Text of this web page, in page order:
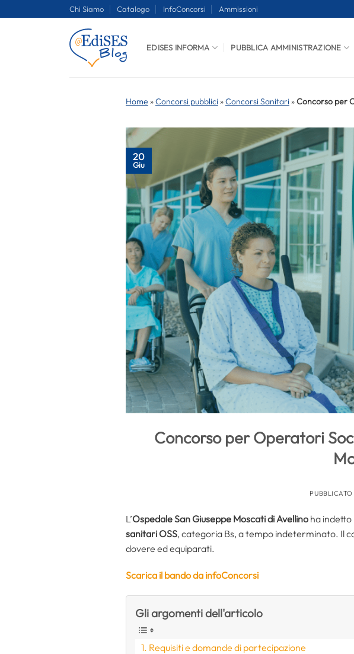
Chi Siamo Catalogo InfoConcorsi Ammissioni
EDISES INFORMA PUBBLICA AMMINISTRAZIONE
Home »Concorsi pubblici »Concorsi Sanitari »Concorso per
20
Giu
Concorso per Operatori
L’Ospedale San Giuseppe Moscati di Avellino ha indetto
sanitari OSS, categoria Bs, a tempo indeterminato. Il
dovere ed equiparati.
Scarica il bando da infoConcorsi
Gli argomenti dell'articolo
Requisiti e domande di partecipazione